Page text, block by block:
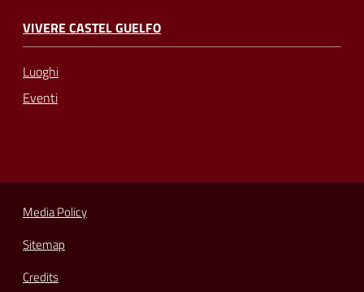
VIVERE CASTEL GUELFO
Luoghi
Eventi
Media Policy
Sitemap
Credits